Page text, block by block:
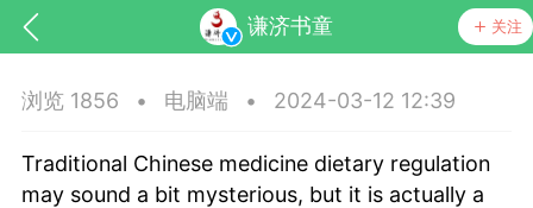
谦济书童 关注
浏览 1856 • 电脑端 • 2024-03-12 12:39
Traditional Chinese medicine dietary regulation
may sound a bit mysterious, but it is actually a